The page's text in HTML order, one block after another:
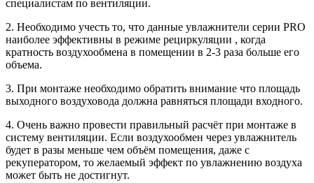
специалистам по вентиляции.
2. Необходимо учесть то, что данные увлажнители серии PRO
наиболее эффективны в режиме рециркуляции , когда
кратность воздухообмена в помещении в 2-3 раза больше его
объема.
3. При монтаже необходимо обратить внимание что площадь
выходного воздуховода должна равняться площади входного.
4. Очень важно провести правильный расчёт при монтаже в
систему вентиляции. Если воздухообмен через увлажнитель
будет в разы меньше чем объём помещения, даже с
рекуператором, то желаемый эффект по увлажнению воздуха
может быть не достигнут.